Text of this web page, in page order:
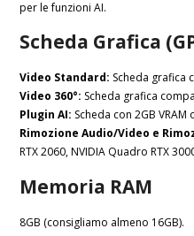
per le funzioni AI.
Scheda Grafica
Video Standard: Scheda grafica
Video 360°: Scheda grafica
Plugin AI: Scheda con 2GB
Rimozione Audio/Video e
RTX 2060, NVIDIA Quadro RTX
Memoria RAM
8GB (consigliamo almeno 16GB).